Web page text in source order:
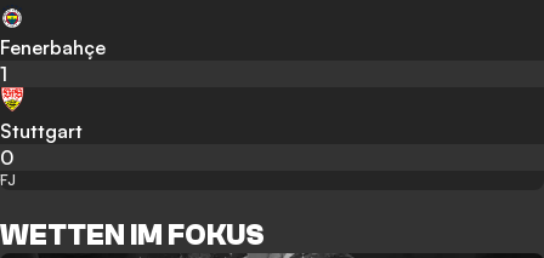
Fenerbahçe
1
Stuttgart
0
FJ
WETTEN IM FOKUS